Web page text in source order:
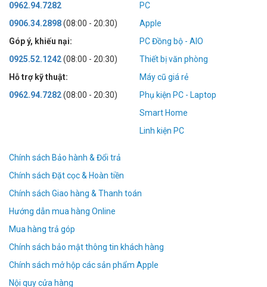
0962.94.7282
0906.34.2898(08:00 - 20:30)
Góp ý, khiếu nại:
0925.52.1242(08:00 - 20:30)
Hỗ trợ kỹ thuật:
0962.94.7282(08:00 - 20:30)
PC
Apple
PC Đồng bộ - AIO
Thiết bị văn phòng
Máy cũ giá rẻ
Phụ kiện PC - Laptop
Smart Home
Linh kiện PC
Chính sách Bảo hành & Đổi trả
Chính sách Đặt cọc & Hoàn tiền
Chính sách Giao hàng & Thanh toán
Hướng dẫn mua hàng Online
Mua hàng trả góp
Chính sách bảo mật thông tin khách hàng
Chính sách mở hộp các sản phẩm Apple
Nội quy cửa hàng